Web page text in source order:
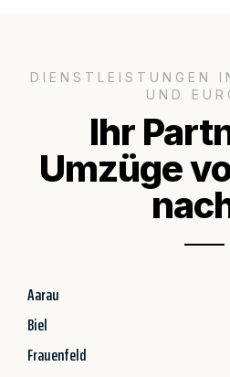
DIENSTLEISTUNGEN
UND
Ihr
Umzüge
Aarau
Biel
Frauenfeld